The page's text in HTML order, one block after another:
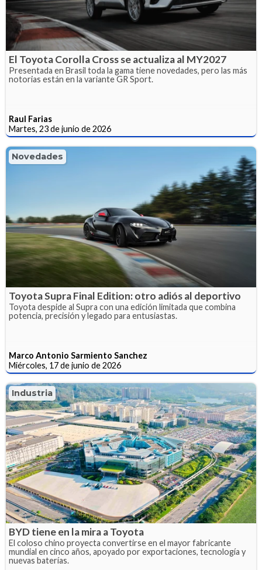
El Toyota Corolla Cross se actualiza al MY2027
Presentada en Brasil toda la gama tiene novedades, pero las más
notorias están en la variante GR Sport.
Raul Farias
Martes, 23 de junio de 2026
Novedades
Toyota Supra Final Edition: otro adiós al deportivo
Toyota despide al Supra con una edición limitada que combina
potencia, precisión y legado para entusiastas.
Marco Antonio Sarmiento Sanchez
Miércoles, 17 de junio de 2026
Industria
BYD tiene en la mira a Toyota
El coloso chino proyecta convertirse en el mayor fabricante
mundial en cinco años, apoyado por exportaciones, tecnología y
nuevas baterías.